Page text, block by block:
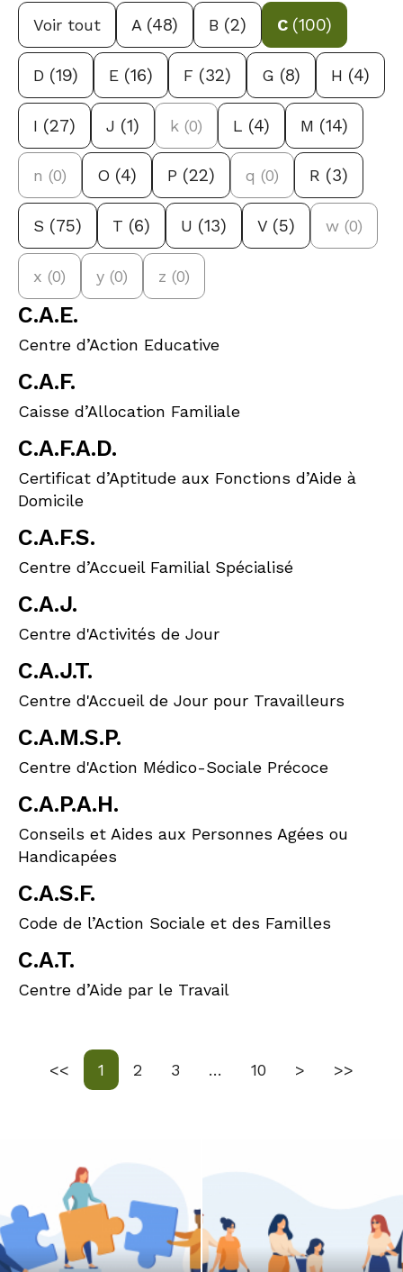
Voir tout A (48) B (2) C (100)
D (19) E (16) F (32) G (8) H (4)
I (27) J (1) k (0) L (4) M (14)
n (0) O (4) P (22) q (0) R (3)
S (75) T (6) U (13) V (5) w (0)
x (0) y (0) z (0)
C.A.E.
Centre d’Action Educative
C.A.F.
Caisse d’Allocation Familiale
C.A.F.A.D.
Certificat d’Aptitude aux Fonctions d’Aide à
Domicile
C.A.F.S.
Centre d’Accueil Familial Spécialisé
C.A.J.
Centre d'Activités de Jour
C.A.J.T.
Centre d'Accueil de Jour pour Travailleurs
C.A.M.S.P.
Centre d'Action Médico-Sociale Précoce
C.A.P.A.H.
Conseils et Aides aux Personnes Agées ou
Handicapées
C.A.S.F.
Code de l’Action Sociale et des Familles
C.A.T.
Centre d’Aide par le Travail
Première page
<< Page
1 Page
2 Page
3 … Page
10 > Dernière
>>